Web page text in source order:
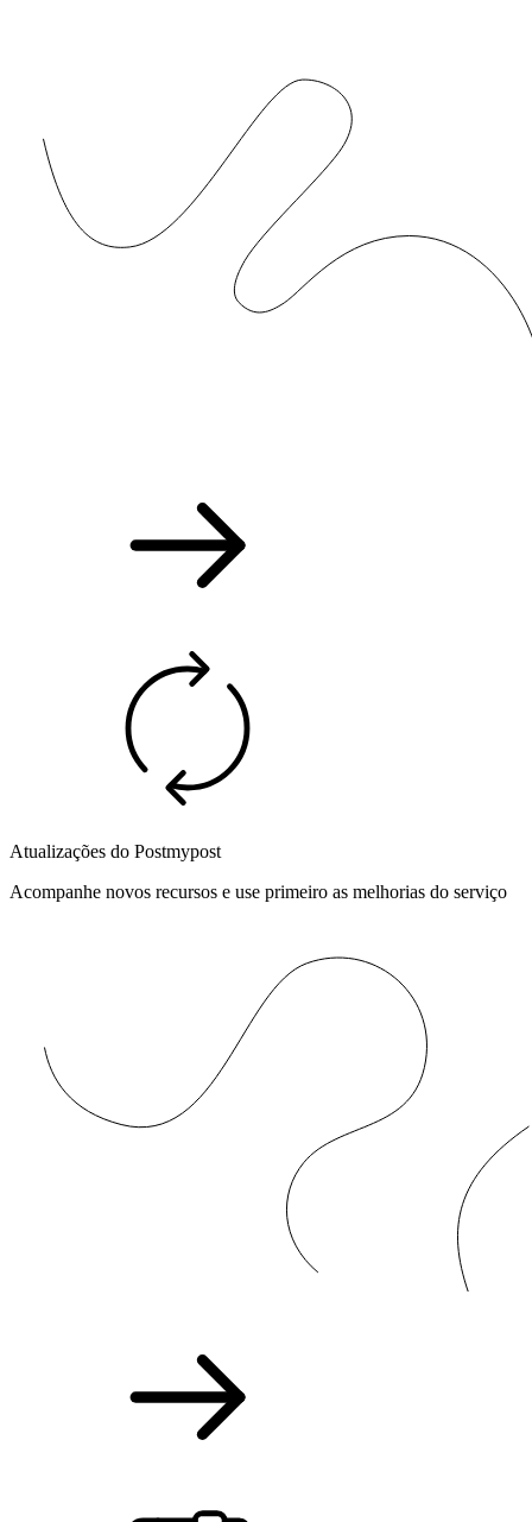
Atualizações do Postmypost
Acompanhe novos recursos e use primeiro as melhorias do serviço